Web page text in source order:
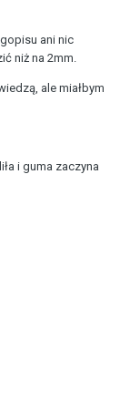
ani nic
niż na 2mm.
ale miałbym
i guma zaczyna